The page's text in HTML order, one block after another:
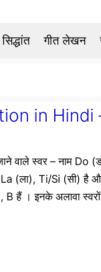
गीत लेखन
in Hindi –
वाले स्वर – नाम Do
(ला), Ti/Si (सी) है
B हैं । इनके अलावा